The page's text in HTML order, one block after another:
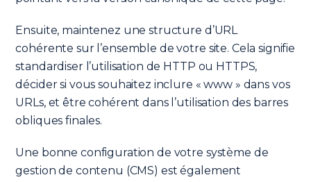
Ensuite, maintenez une structure d’URL
cohérente sur l’ensemble de votre site. Cela signifie
standardiser l’utilisation de HTTP ou HTTPS,
décider si vous souhaitez inclure « www » dans vos
URLs, et être cohérent dans l’utilisation des barres
obliques finales.
Une bonne configuration de votre système de
gestion de contenu (CMS) est également